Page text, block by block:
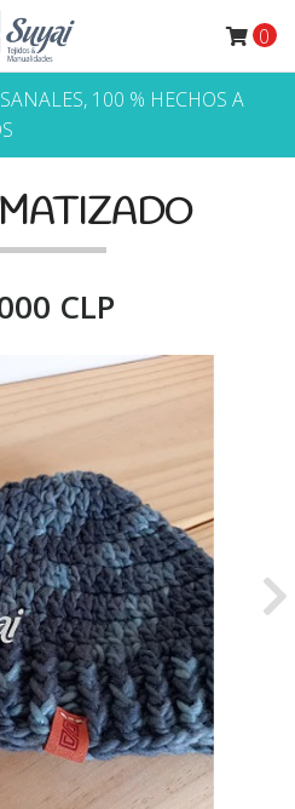
100 % HECHOS A
0
CLP